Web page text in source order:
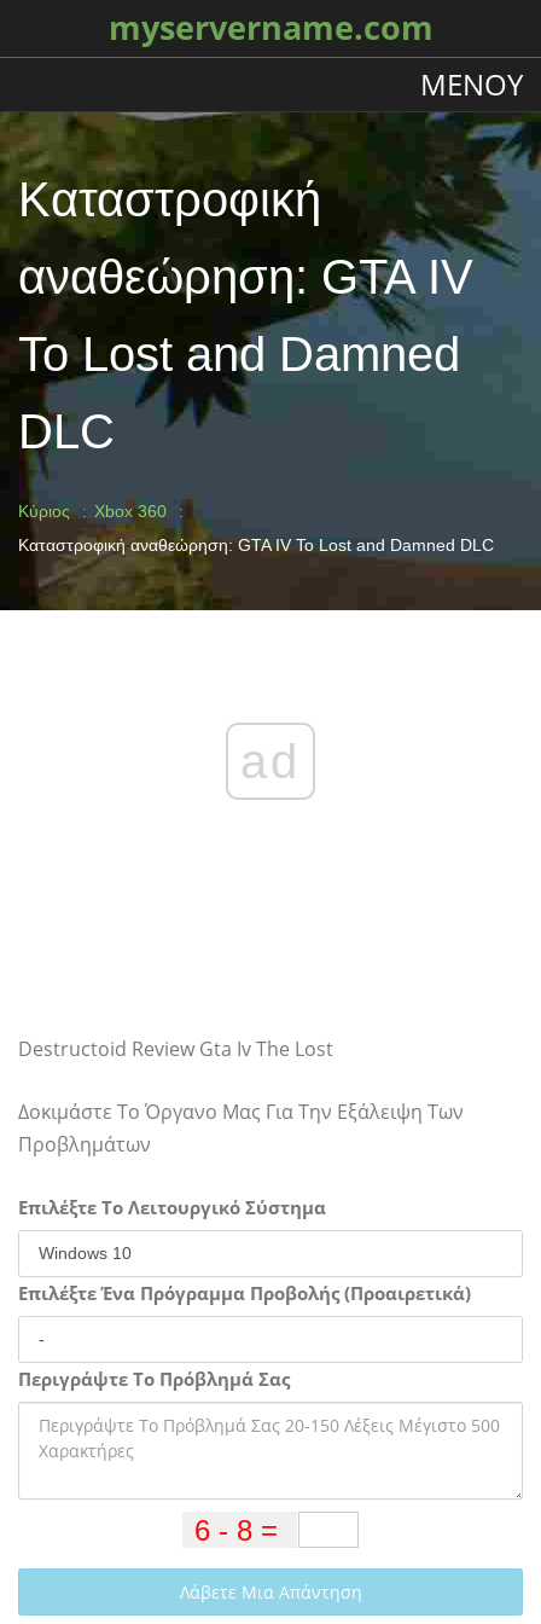
myservername.com
ΜΕΝΟΎ
Καταστροφική
αναθεώρηση: GTA IV
Το Lost and Damned
DLC
Κύριος
Xbox 360
Καταστροφική αναθεώρηση: GTA IV Το Lost and Damned DLC
ad
Destructoid Review Gta Iv The Lost
Δοκιμάστε Το Όργανο Μας Για Την Εξάλειψη Των
Προβλημάτων
Επιλέξτε Το Λειτουργικό Σύστημα
Επιλέξτε Ένα Πρόγραμμα Προβολής (Προαιρετικά)
Περιγράψτε Το Πρόβλημά Σας
Λάβετε Μια Απάντηση